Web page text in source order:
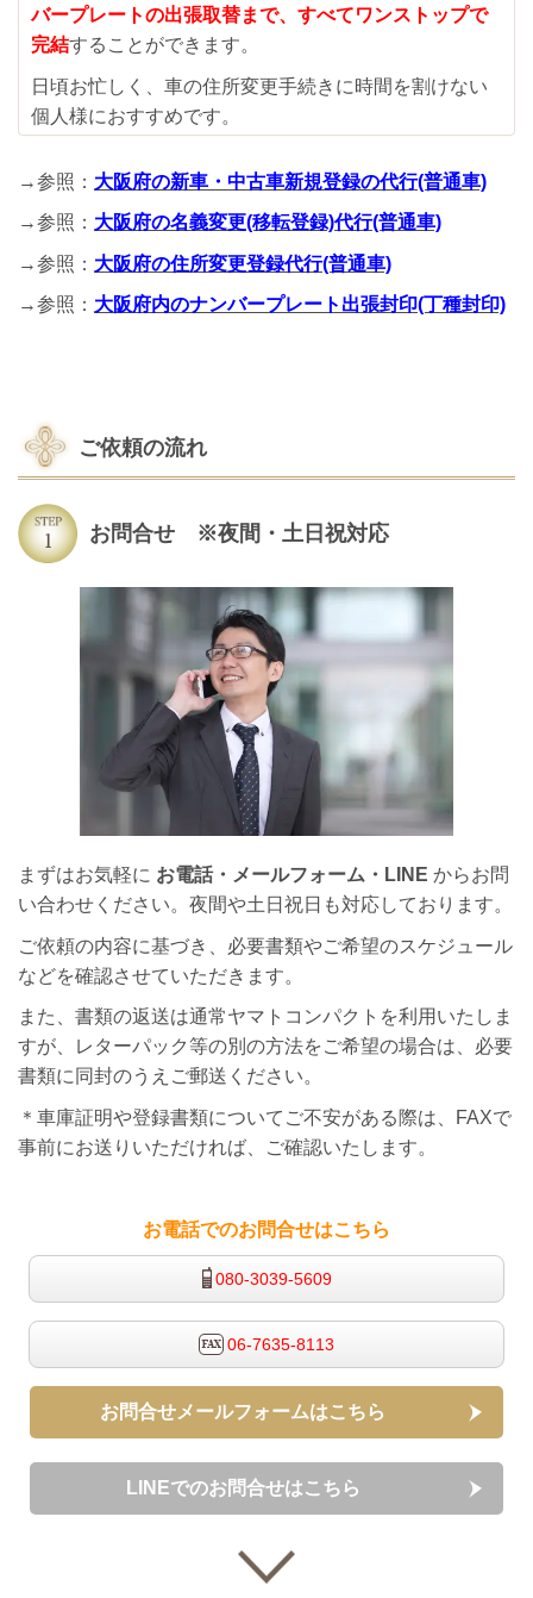
バープレートの出張取替まで、すべてワンストップで
完結することができます。
日頃お忙しく、車の住所変更手続きに時間を割けない
個人様におすすめです。
→参照： 大阪府の新車・中古車新規登録の代行(普通車)
→参照： 大阪府の名義変更(移転登録)代行(普通車)
→参照： 大阪府の住所変更登録代行(普通車)
→参照： 大阪府内のナンバープレート出張封印(丁種封印)
ご依頼の流れ
お問合せ ※夜間・土日祝対応
まずはお気軽に お電話・メールフォーム・LINE からお問
い合わせください。夜間や土日祝日も対応しております。
ご依頼の内容に基づき、必要書類やご希望のスケジュール
などを確認させていただきます。
また、書類の返送は通常ヤマトコンパクトを利用いたしま
すが、レターパック等の別の方法をご希望の場合は、必要
書類に同封のうえご郵送ください。
＊車庫証明や登録書類についてご不安がある際は、FAXで
事前にお送りいただければ、ご確認いたします。
お電話でのお問合せはこちら
080-3039-5609
06-7635-8113
お問合せメールフォームはこちら
LINEでのお問合せはこちら